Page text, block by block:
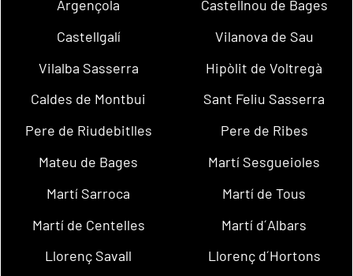
Argençola
Castellnou de Bages
Castellgalí
Vilanova de Sau
Vilalba Sasserra
Hipòlit de Voltregà
Caldes de Montbui
Sant Feliu Sasserra
Pere de Riudebitlles
Pere de Ribes
Mateu de Bages
Martí Sesgueioles
Martí Sarroca
Martí de Tous
Martí de Centelles
Martí d´Albars
Llorenç Savall
Llorenç d´Hortons